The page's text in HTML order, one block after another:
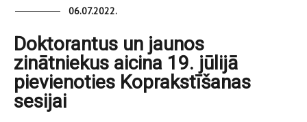
06.07.2022.
Doktorantus un jaunos
zinātniekus aicina 19. jūlijā
pievienoties Koprakstīšanas
sesijai